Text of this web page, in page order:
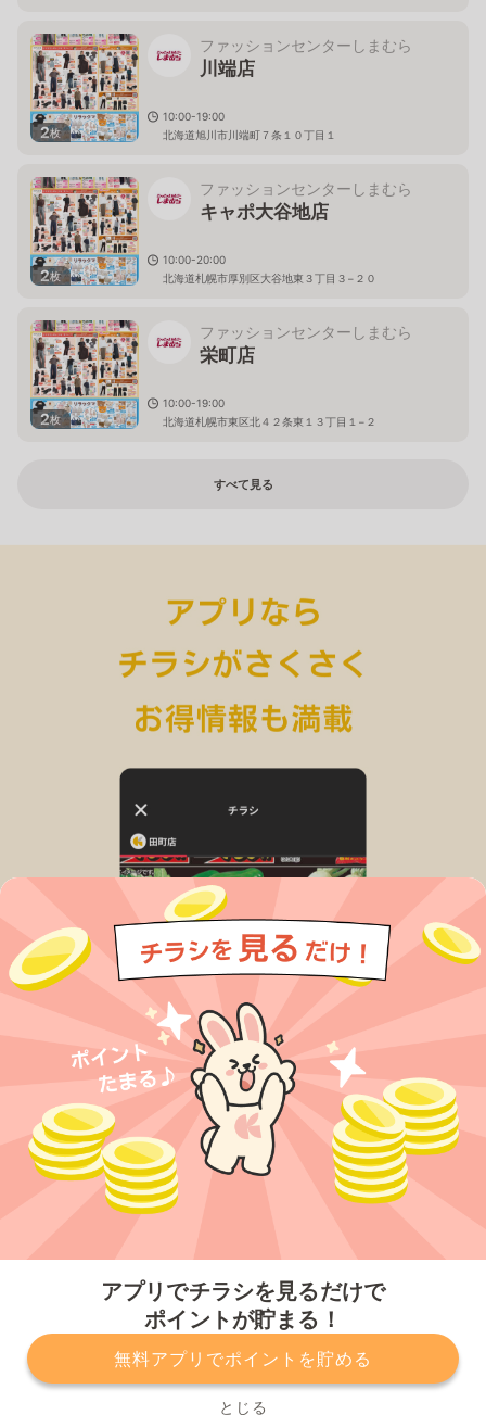
アプリでチラシを見るだけで
ポイントが貯まる！
無料アプリでポイントを貯める
とじる
2枚
ファッションセンターしまむら
川端店
10:00-19:00
北海道旭川市川端町７条１０丁目１
2枚
ファッションセンターしまむら
キャポ大谷地店
10:00-20:00
北海道札幌市厚別区大谷地東３丁目３−２０
2枚
ファッションセンターしまむら
栄町店
10:00-19:00
北海道札幌市東区北４２条東１３丁目１−２
すべて見る
プライバシーポリシー 利用規約
運営会社
サービスに関してのお問い合わせ